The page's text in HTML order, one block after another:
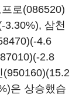
로(086520)
3.30%), 삼천
(-4.6
(-2.8
(950160)(15.2
은 상승했습